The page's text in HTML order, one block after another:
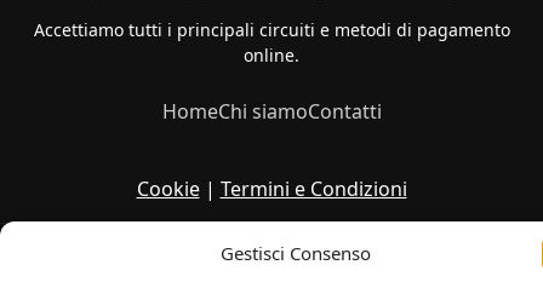
Gestisci Consenso
Accettiamo tutti i principali circuiti e metodi di pagamento
online.
HomeChi siamoContatti
Cookie| Termini e Condizioni
Copyright © 2026